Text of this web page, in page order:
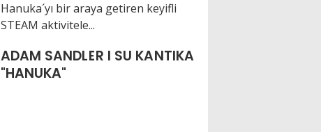
Hanuka´yı bir araya getiren keyifli
STEAM aktivitele...
ADAM SANDLER I SU KANTIKA
"HANUKA"